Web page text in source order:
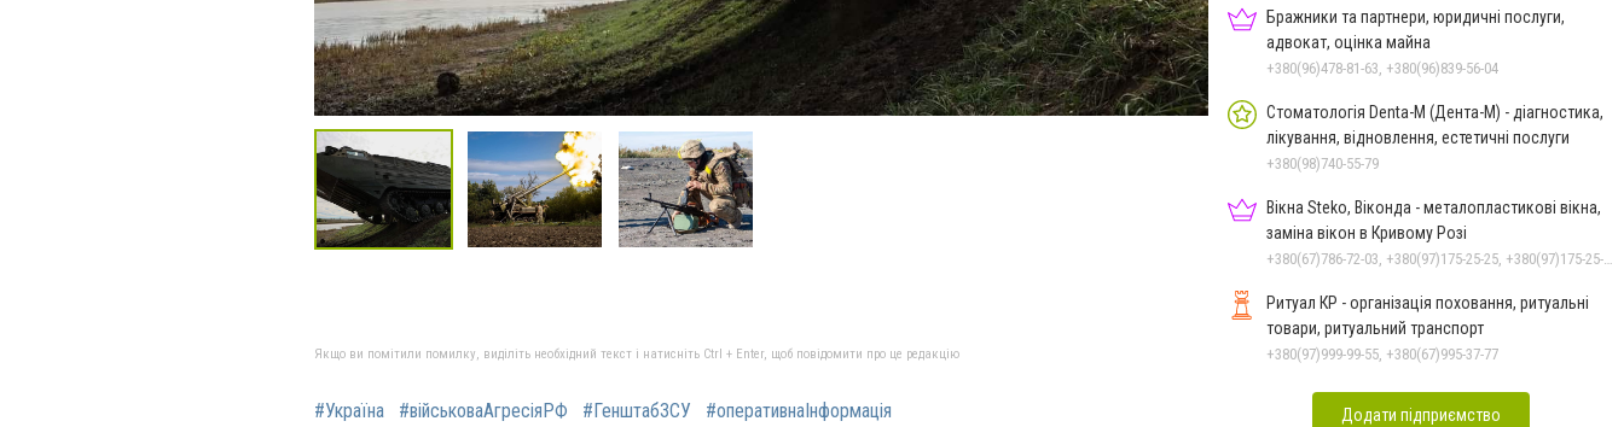
Якщо ви помітили помилку, виділіть необхідний текст і натисніть Ctrl + Enter, щоб повідомити про це редакцію
#Україна #військоваАгресіяРФ #ГенштабЗСУ #оперативнаІнформація
Бражники та партнери, юридичні послуги,
адвокат, оцінка майна
+380(96)478-81-63, +380(96)839-56-04
Стоматологія Denta-M (Дента-М) - діагностика,
лікування, відновлення, естетичні послуги
+380(98)740-55-79
Вікна Steko, Віконда - металопластикові вікна,
заміна вікон в Кривому Розі
Ритуал КР - організація поховання, ритуальні
товари, ритуальний транспорт
+380(97)999-99-55, +380(67)995-37-77
Додати підприємство